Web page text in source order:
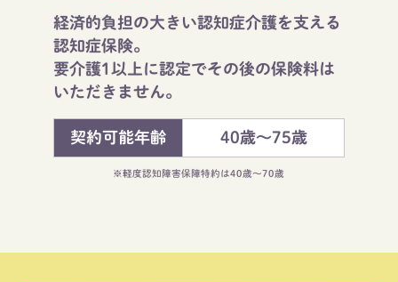
経済的負担の大きい認知症介護を支える
認知症保険。
要介護1以上に認定でその後の保険料は
いただきません。​​
契約可能年齢 40歳～75歳
※軽度認知障害保障特約は40歳～70歳